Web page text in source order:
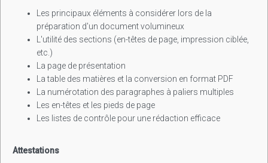
Les principaux éléments à considérer lors de la
préparation d'un document volumineux
L'utilité des sections (en-têtes de page, impression ciblée,
etc.)
La page de présentation
La table des matières et la conversion en format PDF
La numérotation des paragraphes à paliers multiples
Les en-têtes et les pieds de page
Les listes de contrôle pour une rédaction efficace
Attestations